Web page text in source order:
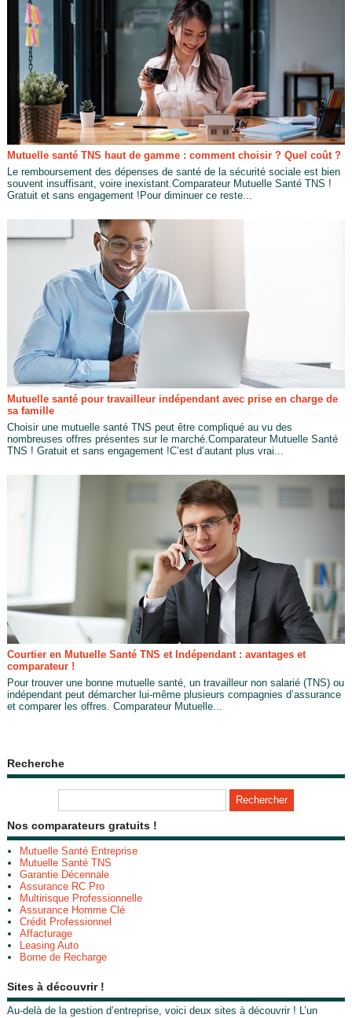
Mutuelle santé TNS haut de gamme : comment choisir ? Quel coût ?
Le remboursement des dépenses de santé de la sécurité sociale est bien
souvent insuffisant, voire inexistant.Comparateur Mutuelle Santé TNS !
Gratuit et sans engagement !Pour diminuer ce reste...
Mutuelle santé pour travailleur indépendant avec prise en charge de
sa famille
Choisir une mutuelle santé TNS peut être compliqué au vu des
nombreuses offres présentes sur le marché.Comparateur Mutuelle Santé
TNS ! Gratuit et sans engagement !C’est d’autant plus vrai...
Courtier en Mutuelle Santé TNS et Indépendant : avantages et
comparateur !
Pour trouver une bonne mutuelle santé, un travailleur non salarié (TNS) ou
indépendant peut démarcher lui-même plusieurs compagnies d’assurance
et comparer les offres. Comparateur Mutuelle...
Recherche
Nos comparateurs gratuits !
Mutuelle Santé Entreprise
Mutuelle Santé TNS
Garantie Décennale
Assurance RC Pro
Multirisque Professionnelle
Assurance Homme Clé
Crédit Professionnel
Affacturage
Leasing Auto
Borne de Recharge
Sites à découvrir !
Au-delà de la gestion d’entreprise, voici deux sites à découvrir ! L’un